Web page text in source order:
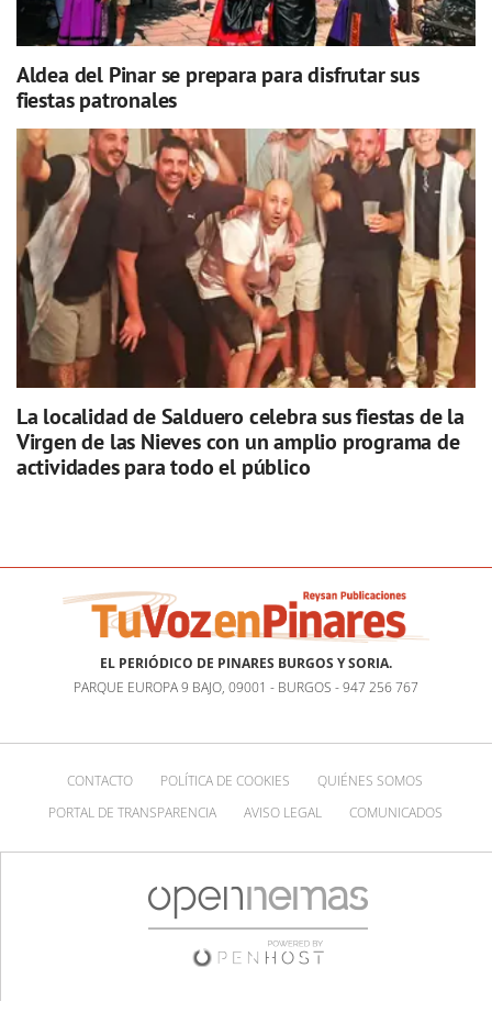
Aldea del Pinar se prepara para disfrutar sus
fiestas patronales
La localidad de Salduero celebra sus fiestas de la
Virgen de las Nieves con un amplio programa de
actividades para todo el público
EL PERIÓDICO DE PINARES BURGOS Y SORIA.
PARQUE EUROPA 9 BAJO, 09001 - BURGOS - 947 256 767
CONTACTO POLÍTICA DE COOKIES
QUIÉNES SOMOS
PORTAL DE TRANSPARENCIA
AVISO LEGAL COMUNICADOS